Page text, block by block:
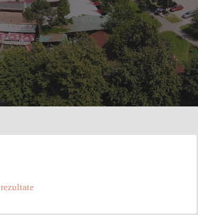
rezultate